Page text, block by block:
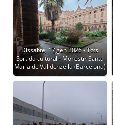
Dissabte, 17 gen 2026 - Tots
Sortida cultural - Monestir Santa
Maria de Valldonzella (Barcelona)